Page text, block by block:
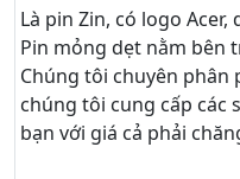
Là pin Zin, có logo
Pin mỏng dẹt nằm bên
Chúng tôi chuyên phân
chúng tôi cung cấp các
bạn với giá cả phải